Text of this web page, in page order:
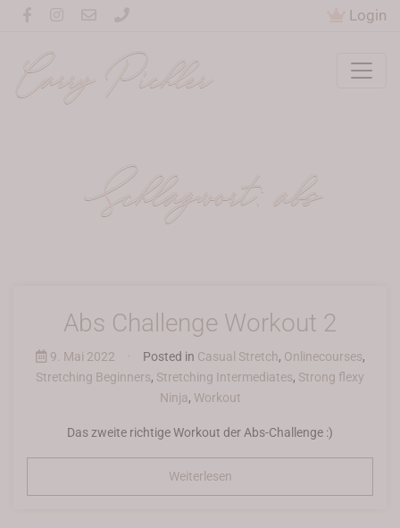
Login
Carry Pichler
Schlagwort:abs
Abs Challenge Workout 2
9. Mai 2022 Posted in Casual Stretch, Onlinecourses,
Stretching Beginners, Stretching Intermediates, Strong flexy
Ninja, Workout
Das zweite richtige Workout der Abs-Challenge :)
Weiterlesen